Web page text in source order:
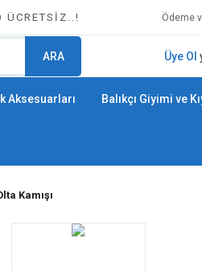
Ödeme
ARA Üye Ol
Aksesuarları Balıkçı Giyimi ve
Kamışı